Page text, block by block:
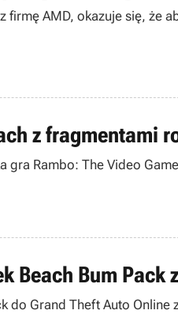
AMD, okazuje się, że
z fragmentami
Rambo: The Video
Beach Bum Pack
Grand Theft Auto